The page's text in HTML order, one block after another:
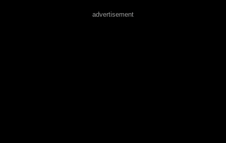
advertisement